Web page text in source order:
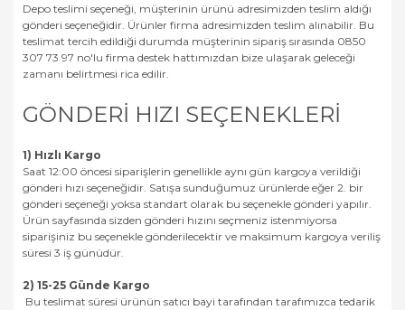
Depo teslimi seçeneği, müşterinin ürünü adresimizden teslim aldığı
gönderi seçeneğidir. Ürünler firma adresimizden teslim alınabilir. Bu
teslimat tercih edildiği durumda müşterinin sipariş sırasında 0850
307 73 97 no'lu firma destek hattımızdan bize ulaşarak geleceği
zamanı belirtmesi rica edilir.
GÖNDERİ HIZI SEÇENEKLERİ
1) Hızlı Kargo
Saat 12:00 öncesi siparişlerin genellikle aynı gün kargoya verildiği
gönderi hızı seçeneğidir. Satışa sunduğumuz ürünlerde eğer 2. bir
gönderi seçeneği yoksa standart olarak bu seçenekle gönderi yapılır.
Ürün sayfasında sizden gönderi hızını seçmeniz istenmiyorsa
siparişiniz bu seçenekle gönderilecektir ve maksimum kargoya veriliş
süresi 3 iş günüdür.
2) 15-25 Günde Kargo
Bu teslimat süresi ürünün satıcı bayi tarafından tarafımızca tedarik